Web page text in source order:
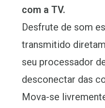
com a TV.
Desfrute de som
transmitido
seu processador
desconectar das
Mova-se